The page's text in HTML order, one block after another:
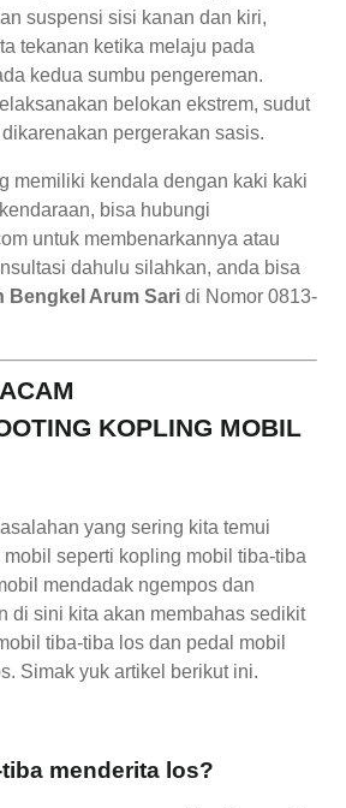
suspensi sisi kanan dan kiri,
tekanan ketika melaju pada
kedua sumbu pengereman.
belokan ekstrem, sudut
pergerakan sasis.
memiliki kendala dengan kaki kaki
bisa hubungi
untuk membenarkannya atau
dahulu silahkan, anda bisa
Bengkel Arum Sari di Nomor 0813-
KOPLING MOBIL
yang sering kita temui
seperti kopling mobil tiba-tiba
mendadak ngempos dan
di sini kita akan membahas sedikit
tiba-tiba los dan pedal mobil
Simak yuk artikel berikut ini.
menderita los?